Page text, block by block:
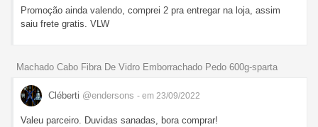
Promoção ainda valendo, comprei 2 pra entregar na loja, assim
saiu frete gratis. VLW
Machado Cabo Fibra De Vidro Emborrachado Pedo 600g-sparta
Cléberti @endersons - em 23/09/2022
Valeu parceiro. Duvidas sanadas, bora comprar!